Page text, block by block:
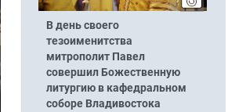
В день своего
тезоименитства
митрополит Павел
совершил Божественную
литургию в кафедральном
соборе Владивостока